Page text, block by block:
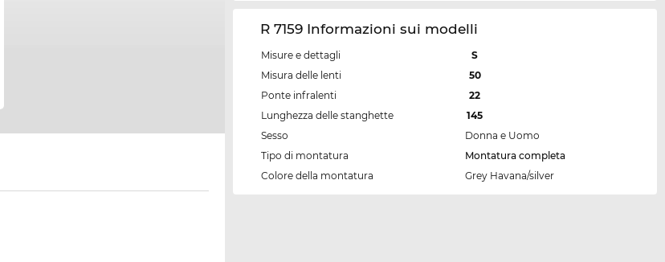
R 7159 Informazioni sui modelli
Misure e dettagli
S
Misura delle lenti
50
Ponte infralenti
22
Lunghezza delle stanghette
145
Sesso
Donna e Uomo
Tipo di montatura
Montatura completa
Colore della montatura
Grey Havana/silver